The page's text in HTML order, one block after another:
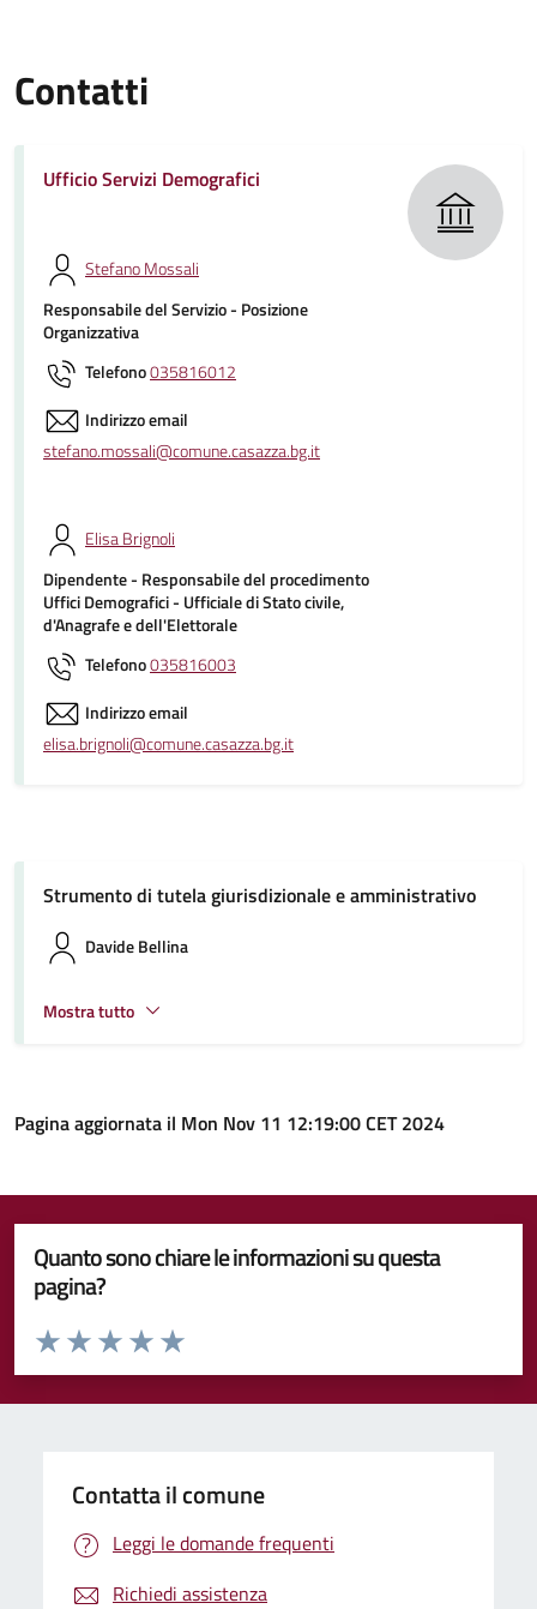
Contatti
Ufficio Servizi Demografici
Stefano Mossali
Responsabile del Servizio - Posizione
Organizzativa
Telefono035816012
Indirizzo email
stefano.mossali@comune.casazza.bg.it
Elisa Brignoli
Dipendente - Responsabile del procedimento
Uffici Demografici - Ufficiale di Stato civile,
d'Anagrafe e dell'Elettorale
Telefono035816003
Indirizzo email
elisa.brignoli@comune.casazza.bg.it
Strumento di tutela giurisdizionale e amministrativo
Davide Bellina
Mostra tutto
Pagina aggiornata il Mon Nov 11 12:19:00 CET 2024
Quanto sono chiare le informazioni su questa
pagina?
Valuta da 1 a 5 stelle la pagina
Valuta 5 stelle su 5
Valuta 4 stelle su 5
Valuta 3 stelle su 5
Valuta 2 stelle su 5
Valuta 1 stelle su 5
Contatta il comune
Leggi le domande frequenti
Richiedi assistenza